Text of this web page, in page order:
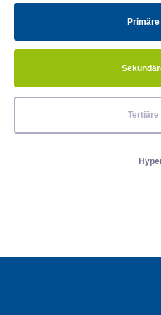
Tertiäre